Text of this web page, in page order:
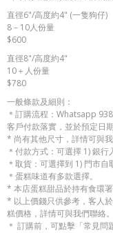
直徑6"/高度約4" (一隻狗仔)
8－10人份量
$600
直徑8"/高度約4"
10＋人份量
$780
一般條款及細則：
＊訂購流程：Whatsapp
客戶付款落實，並於預定日期
* 尚有其他尺寸，詳情可與我
＊付款方式：可選擇 1) 銀
＊取貨：可選擇到 1) 門市自
＊蛋糕味道有多款選擇。
* 本店蛋糕甜品於持有食環署
* 以上價錢只供參考，客人
糕價格，詳情可與我們聯絡。
＊ 訂購前，可點擊「常見問